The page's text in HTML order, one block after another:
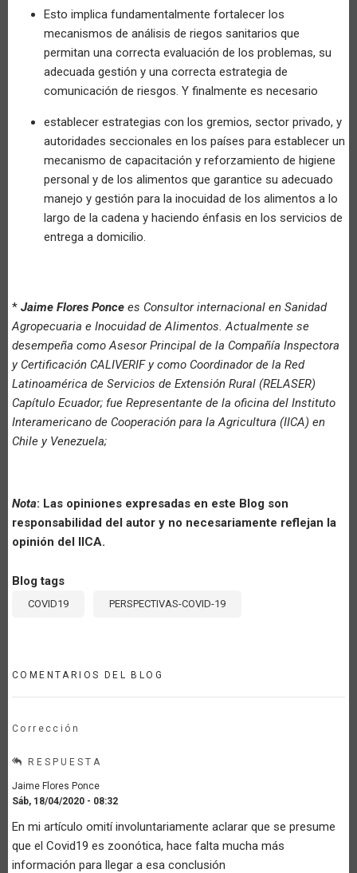
Esto implica fundamentalmente fortalecer los
mecanismos de análisis de riegos sanitarios que
permitan una correcta evaluación de los problemas, su
adecuada gestión y una correcta estrategia de
comunicación de riesgos. Y finalmente es necesario
establecer estrategias con los gremios, sector privado, y
autoridades seccionales en los países para establecer un
mecanismo de capacitación y reforzamiento de higiene
personal y de los alimentos que garantice su adecuado
manejo y gestión para la inocuidad de los alimentos a lo
largo de la cadena y haciendo énfasis en los servicios de
entrega a domicilio.
* Jaime Flores Ponce es Consultor internacional en Sanidad
Agropecuaria e Inocuidad de Alimentos. Actualmente se
desempeña como Asesor Principal de la Compañía Inspectora
y Certificación CALIVERIF y como Coordinador de la Red
Latinoamérica de Servicios de Extensión Rural (RELASER)
Capítulo Ecuador; fue Representante de la oficina del Instituto
Interamericano de Cooperación para la Agricultura (IICA) en
Chile y Venezuela;
Nota: Las opiniones expresadas en este Blog son
responsabilidad del autor y no necesariamente reflejan la
opinión del IICA.
Blog tags
COVID19 PERSPECTIVAS-COVID-19
COMENTARIOS DEL BLOG
Corrección
RESPUESTA
Jaime Flores Ponce
Sáb, 18/04/2020 - 08:32
En mi artículo omití involuntariamente aclarar que se presume
que el Covid19 es zoonótica, hace falta mucha más
información para llegar a esa conclusión